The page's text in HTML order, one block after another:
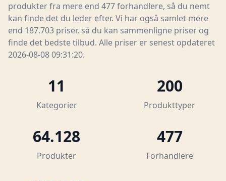
produkter fra mere end 477 forhandlere, så du nemt
kan finde det du leder efter. Vi har også samlet mere
end 187.703 priser, så du kan sammenligne priser og
finde det bedste tilbud. Alle priser er senest opdateret
2026-08-08 09:31:20.
11
Kategorier
200
Produkttyper
64.128
Produkter
477
Forhandlere